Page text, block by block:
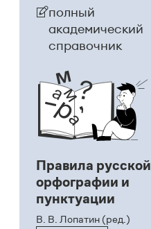
полный
академический
справочник
Правила русской
орфографии и
пунктуации
В. В. Лопатин (ред.)